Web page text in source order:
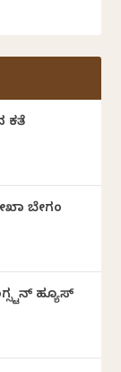
ಕತೆ
ಬೇಗಂ
ಹ್ಯೂಸ್